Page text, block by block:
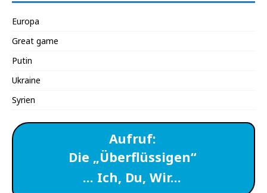
Europa
Great game
Putin
Ukraine
Syrien
Aufruf:
Die „Überflüssigen“
… Ich, Du, Wir…